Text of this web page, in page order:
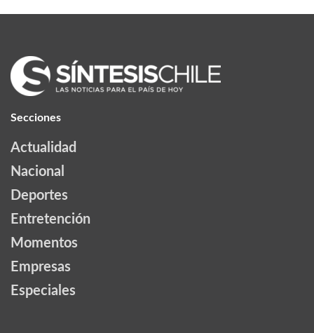
Secciones
Actualidad
Nacional
Deportes
Entretención
Momentos
Empresas
Especiales